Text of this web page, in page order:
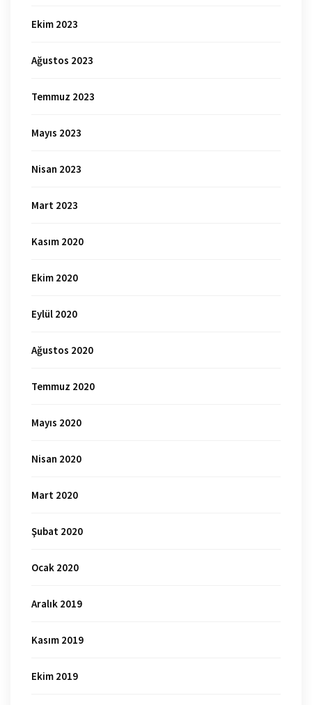
Ekim 2023
Ağustos 2023
Temmuz 2023
Mayıs 2023
Nisan 2023
Mart 2023
Kasım 2020
Ekim 2020
Eylül 2020
Ağustos 2020
Temmuz 2020
Mayıs 2020
Nisan 2020
Mart 2020
Şubat 2020
Ocak 2020
Aralık 2019
Kasım 2019
Ekim 2019